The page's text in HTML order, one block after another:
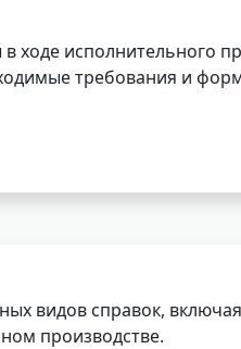
ходе исполнительного
требования и
видов справок,
производстве.